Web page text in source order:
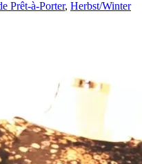
Prêt-à-Porter, Herbst/Winter